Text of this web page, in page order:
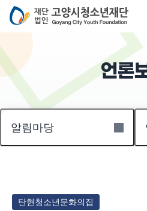
언론
알림마당
탄현청소년문화의집